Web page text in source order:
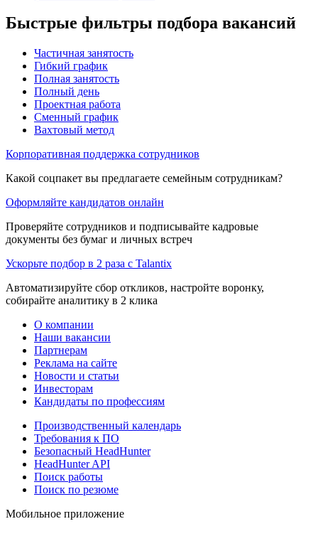
Быстрые фильтры подбора вакансий
Частичная занятость
Гибкий график
Полная занятость
Полный день
Проектная работа
Сменный график
Вахтовый метод
Корпоративная поддержка сотрудников
Какой соцпакет вы предлагаете семейным сотрудникам?
Оформляйте кандидатов онлайн
Проверяйте сотрудников и подписывайте кадровые
документы без бумаг и личных встреч
Ускорьте подбор в 2 раза с Talantix
Автоматизируйте сбор откликов, настройте воронку,
собирайте аналитику в 2 клика
О компании
Наши вакансии
Партнерам
Реклама на сайте
Новости и статьи
Инвесторам
Кандидаты по профессиям
Производственный календарь
Требования к ПО
Безопасный HeadHunter
HeadHunter API
Поиск работы
Поиск по резюме
Мобильное приложение